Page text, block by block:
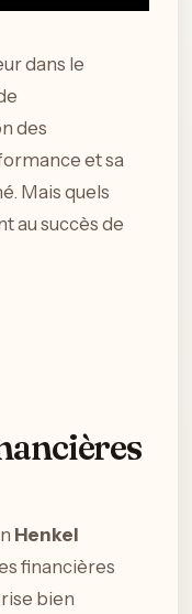
dans le
des
et sa
Mais quels
au succès de
Henkel
financières
bien